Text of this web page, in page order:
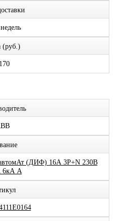
(руб.)
(ДИФ) 16А 3P+N 230В
6кА A